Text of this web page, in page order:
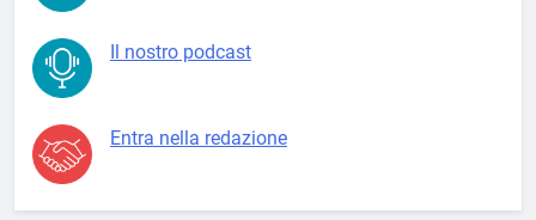
Il nostro podcast
Entra nella redazione